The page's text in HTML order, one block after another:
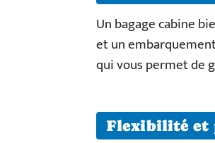
Un bagage cabine
et un embarquement
qui vous permet de
Flexibilité et